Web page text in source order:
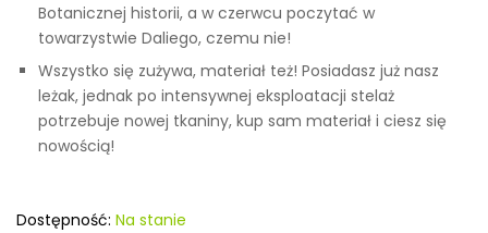
Botanicznej historii, a w czerwcu poczytać w
towarzystwie Daliego, czemu nie!
Wszystko się zużywa, materiał też! Posiadasz już nasz
leżak, jednak po intensywnej eksploatacji stelaż
potrzebuje nowej tkaniny, kup sam materiał i ciesz się
nowością!
Dostępność: Na stanie